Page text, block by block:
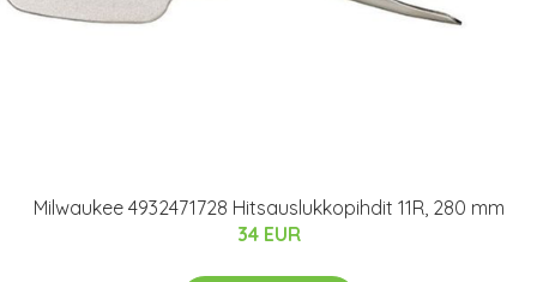
Milwaukee 4932471728 Hitsauslukkopihdit 11R, 280 mm
34 EUR